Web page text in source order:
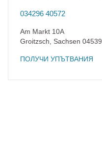
034296 40572
Am Markt 10A
Groitzsch
Sachsen 04539
ПОЛУЧИ УПЪТВАНИЯ